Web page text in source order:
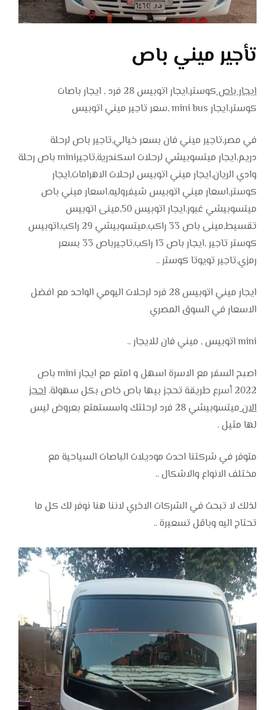
تأجير ميني باص
ايجار باص
كوستر,ايجار اتوبيس 28 فرد , ايجار باصات
كوستر,ايجار mini bus ,سعر تاجير ميني اتوبيس
في مصر,تاجير ميني فان بسعر خيالي,تاجير باص لرحلة
دريم,ايجار ميتسوبيشي لرحلات اسكندرية,تاجيرmini باص رحلة
وادي الريان,ايجار ميني اتوبيس لرحلات الاهرامات,ايجار
كوستر,اسعار ميني اتوبيس شيفروليه,اسعار ميني باص
ميتسوبيشي غبور,ايجار اتوبيس 50,مينى اتوبيس
تقسيط,مينى باص 33 راكب,ميتسوبيشي 29 راكب,اتوبيس
كوستر تاجير ,ايجار باص 13 راكب,تاجيرباص 33 بسعر
رمزي,تاجير تويوتا كوستر ..
ايجار ميني اتوبيس 28 فرد لرحلات اليومي الواحد مع افضل
الاسعار في السوق المصري
mini اتوبيس , ميني فان للايجار ..
اصبح السفر مع الاسرة اسهل و امتع مع ايجار mini باص
2022 أسرع طريقة تحجز بيها باص خاص بكل سهولة.
احجز
الان
ميتسوبيشي 28 فرد لرحلتك واسستمتع بعروض ليس
لها مثيل .
متوفر في شركتنا احدث موديلات الباصات السياحية مع
مختلف الانواع والاشكال ..
لذلك لا تبحث في الشركات الاخري لاننا هنا نوفر لك كل ما
تحتاج اليه وباقل تسعيرة ..